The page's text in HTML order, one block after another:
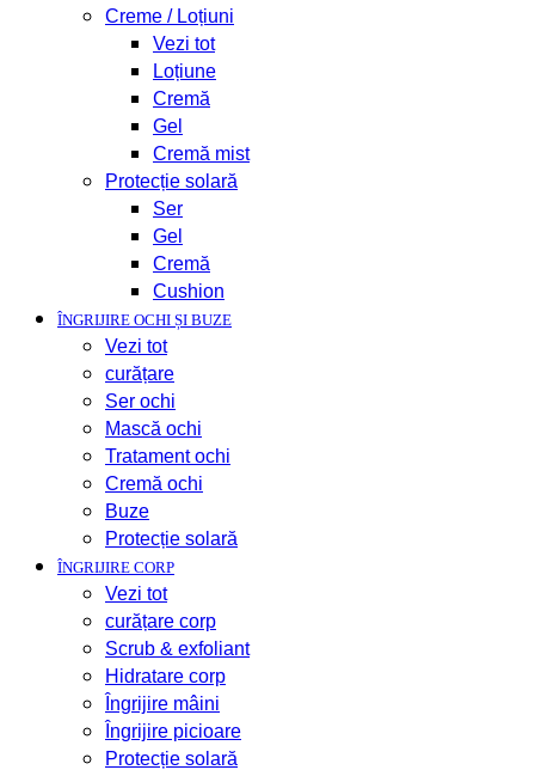
Creme / Loțiuni
Vezi tot
Loțiune
Cremă
Gel
Cremă mist
Protecție solară
Ser
Gel
Cremă
Cushion
ÎNGRIJIRE OCHI ȘI BUZE
Vezi tot
curățare
Ser ochi
Mască ochi
Tratament ochi
Cremă ochi
Buze
Protecție solară
ÎNGRIJIRE CORP
Vezi tot
curățare corp
Scrub & exfoliant
Hidratare corp
Îngrijire mâini
Îngrijire picioare
Protecție solară